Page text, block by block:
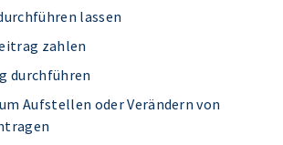
lassen
zahlen
durchführen
Aufstellen oder Verändern von